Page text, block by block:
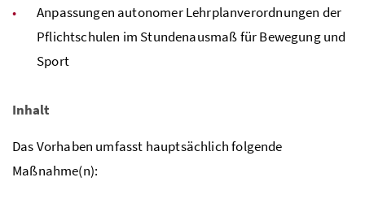
Anpassungen autonomer Lehrplanverordnungen der
Pflichtschulen im Stundenausmaß für Bewegung und
Sport
Inhalt
Das Vorhaben umfasst hauptsächlich folgende
Maßnahme(n):